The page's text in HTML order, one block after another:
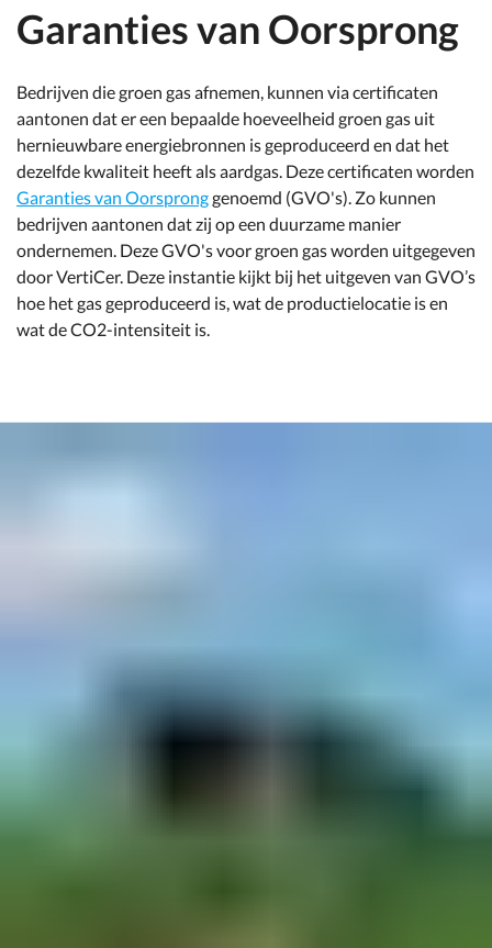
Garanties van Oorsprong
Bedrijven die groen gas afnemen, kunnen via certificaten
aantonen dat er een bepaalde hoeveelheid groen gas uit
hernieuwbare energiebronnen is geproduceerd en dat het
dezelfde kwaliteit heeft als aardgas. Deze certificaten worden
Garanties van Oorspronggenoemd (GVO's). Zo kunnen
bedrijven aantonen dat zij op een duurzame manier
ondernemen. Deze GVO's voor groen gas worden uitgegeven
door VertiCer. Deze instantie kijkt bij het uitgeven van GVO’s
hoe het gas geproduceerd is, wat de productielocatie is en
wat de CO2-intensiteit is.